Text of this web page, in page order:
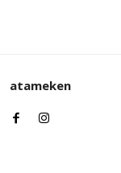
atameken